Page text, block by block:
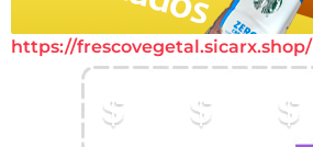
https://frescovegetal.sicarx.shop/